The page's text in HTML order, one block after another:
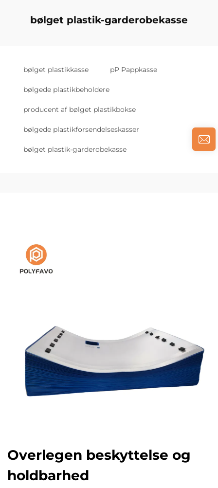
bølget plastik-garderobekasse
bølget plastikkasse pP Pappkasse
bølgede plastikbeholdere
producent af bølget plastikbokse
bølgede plastikforsendelseskasser
bølget plastik-garderobekasse
Overlegen beskyttelse og
holdbarhed